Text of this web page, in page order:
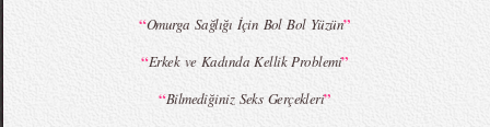
MBFWI - Giray Sepin 2015 Yaz Koleksiyonu MBFWI - Burçe Bekrek 2015 Yaz Koleksiyonu
“Omurga Sağlığı İçin Bol Bol Yüzün”
“Erkek ve Kadında Kellik Problemi”
“Bilmediğiniz Seks Gerçekleri”